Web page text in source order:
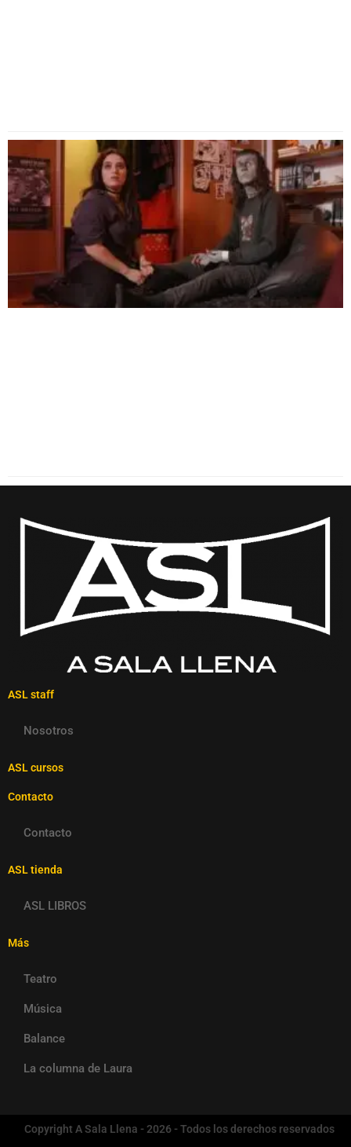
ASL staff
Nosotros
ASL cursos
Contacto
Contacto
ASL tienda
ASL LIBROS
Más
Teatro
Música
Balance
La columna de Laura
Copyright A Sala Llena - 2026 - Todos los derechos reservados